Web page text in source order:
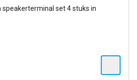
speakerterminal set 4 stuks in